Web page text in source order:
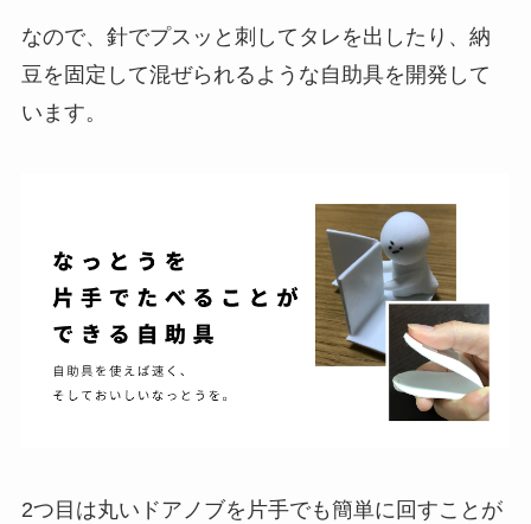
なので、針でプスッと刺してタレを出したり、納
豆を固定して混ぜられるような自助具を開発して
います。
2つ目は丸いドアノブを片手でも簡単に回すことが